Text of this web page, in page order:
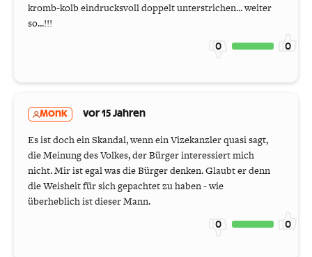
kromb-kolb eindrucksvoll doppelt unterstrichen... weiter
so...!!!
0 0
Monk vor 15 Jahren
Es ist doch ein Skandal, wenn ein Vizekanzler quasi sagt,
die Meinung des Volkes, der Bürger interessiert mich
nicht. Mir ist egal was die Bürger denken. Glaubt er denn
die Weisheit für sich gepachtet zu haben - wie
überheblich ist dieser Mann.
0 0